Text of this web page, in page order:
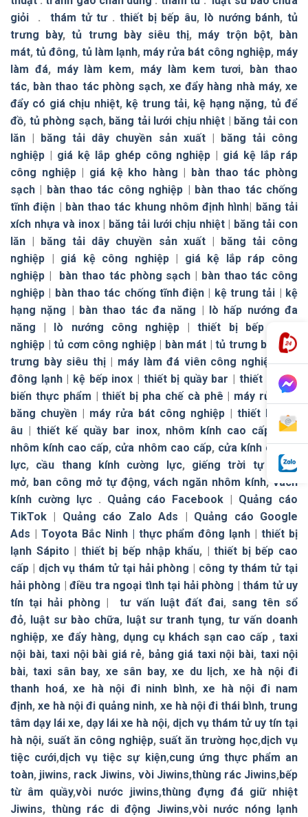
giỏi . thám tử tư. thiết bị bếp âu, lò nướng bánh,tủ
trưng bày,tủ trưng bày siêu thị, máy trộn bột,
bàn
mát,tủ đông, tủ làm lạnh, máy rửa bát công nghiệp, máy
làm đá, máy làm kem, máy làm kem tươi,
bàn thao
tác, bàn thao tác phòng sạch,xe đẩy hàng nhà máy,xe
đẩy có giá chịu nhiệt, kệ trung tải, kệ hạng nặng, tủ để
đồ, tủ phòng sạch, băng tải lưới chịu nhiệt
băng tải con
lăn
băng tải dây chuyền sản xuất|
băng tải công
nghiệp
giá kệ lắp ghép công nghiệp
giá kệ lắp ráp
công nghiệp| giá kệ kho hàng
bàn thao tác phòng
sạch
bàn thao tác công nghiệp
bàn thao tác chống
tĩnh điện
bàn thao tác khung nhôm định hình
băng tải
xích nhựa và inox| băng tải lưới chịu nhiệt|
băng tải con
lăn
băng tải dây chuyền sản xuất|
băng tải công
nghiệp
giá kệ công nghiệp| giá kệ lắp ráp công
nghiệp
bàn thao tác phòng sạch
bàn thao tác công
nghiệp
bàn thao tác chống tĩnh điện kệ trung tải
kệ
hạng nặng
bàn thao tác đa năng
lò hấp nướng đa
năng
lò nướng công nghiệp |thiết bị bếp công
nghiệp
tủ cơm công nghiệp| bàn mát tủ trưng bày |tủ
trưng bày siêu thị| máy làm đá viên công nghiệp|tủ
đông lạnh| kệ bếp inox thiết bị quầy bar
thiết bị chế
biến thực phẩm |thiết bị pha chế cà phê
máy rửa bát
băng chuyền
máy rửa bát công nghiệp
thiết bị bếp
âu |thiết kế quầy bar inox, nhôm kính cao cấp ,cửa
nhôm kính cao cấp, cửa nhôm cao cấp, cửa kính cường
lực, cầu thang kính cường lực, giếng trời tự đóng
mở, ban công mở tự động,vách ngăn nhôm kính, vách
kính cường lực. Quảng cáo Facebook
Quảng cáo
TikTok
Quảng cáo Zalo Ads
Quảng cáo Google
Ads
Toyota Bắc Ninh | thực phẩm đông lạnh |thiết bị
lạnh Sápito
thiết bị bếp nhập khẩu, |thiết bị bếp cao
cấp
dịch vụ thám tử tại hải phòng
công ty thám tử tại
hải phòng |điều tra ngoại tình tại hải phòng |thám tử uy
tín tại hải phòng
tư vấn luật đất đai, sang tên sổ
đỏ, luật sư bào chữa, luật sư tranh tụng,tư vấn doanh
nghiệp, xe đẩy hàng, dụng cụ khách sạn cao cấp ,taxi
nội bài,taxi nội bài giá rẻ, bảng giá taxi nội bài, taxi nội
bài,taxi sân bay, xe sân bay,xe du lịch, xe hà nội đi
thanh hoá, xe hà nội đi ninh bình, xe hà nội đi nam
định,xe hà nội đi quảng ninh, xe hà nội đi thái bình,trung
tâm dạy lái xe, dạy lái xe hà nội, dịch vụ thám tử uy tín tại
hà nội, suất ăn công nghiệp, suất ăn trường học,dịch vụ
tiệc cưới,dịch vụ tiệc sự kiện,cung ứng thực phẩm an
toàn, jiwins, rack Jiwins, vòi Jiwins,thùng rác Jiwins,bếp
từ âm quầy,vòi nước jiwins,thùng đựng đá giữ nhiệt
Jiwins, thùng rác di động Jiwins,vòi nước nóng lạnh